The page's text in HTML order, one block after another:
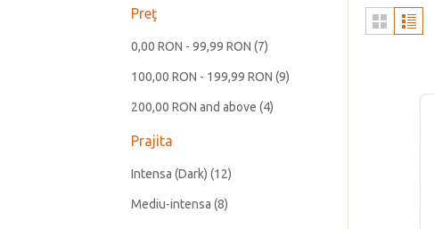
Preţ
0,00 RON - 99,99 RON (7)
100,00 RON - 199,99 RON (9)
200,00 RON and above (4)
Prajita
Intensa (Dark) (12)
Mediu-intensa (8)